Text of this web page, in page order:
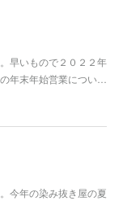
早いもので２０２２年
年末年始営業につい…
今年の染み抜き屋の夏